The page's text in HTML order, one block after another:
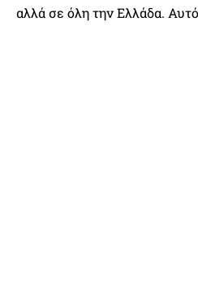
αλλά σε όλη την Ελλάδα.